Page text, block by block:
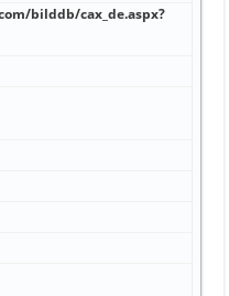
bilddb/cax_de.aspx?